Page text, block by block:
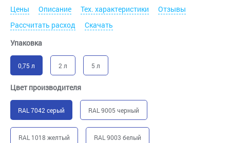
Цены Описание Тех. характеристики
Отзывы
Рассчитать расход
Скачать
Упаковка
0,75 л 2 л 5 л
Цвет производителя
RAL 7042 серый RAL 9005 черный
RAL 1018 желтый RAL 9003 белый